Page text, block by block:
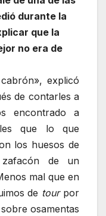
durante la
que la
no era de
explicó
de contarles a
encontrado a
que lo que
los huesos de
de un
mal que en
de tourpor
osamentas